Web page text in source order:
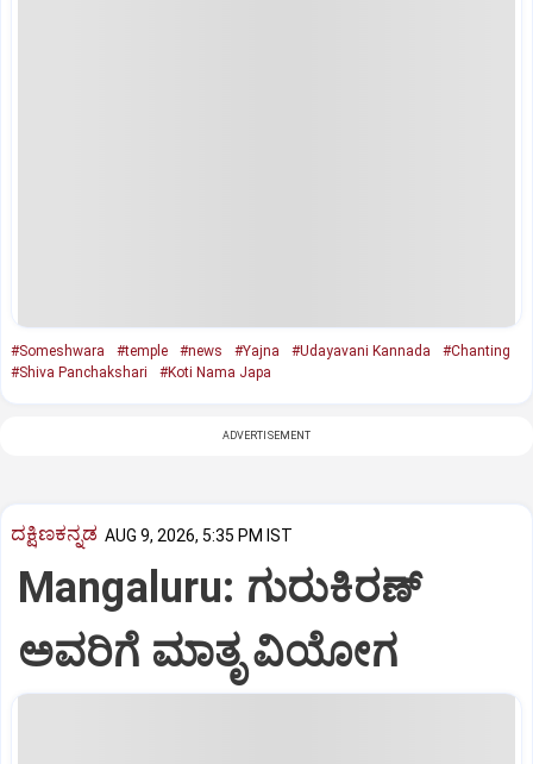
#Someshwara #temple #news #Yajna #Udayavani Kannada
#Chanting
#Shiva Panchakshari
#Koti Nama Japa
ADVERTISEMENT
ದಕ್ಷಿಣಕನ್ನಡ AUG 9, 2026, 5:35 PM IST
Mangaluru: ಗುರುಕಿರಣ್
ಅವರಿಗೆ ಮಾತೃ ವಿಯೋಗ